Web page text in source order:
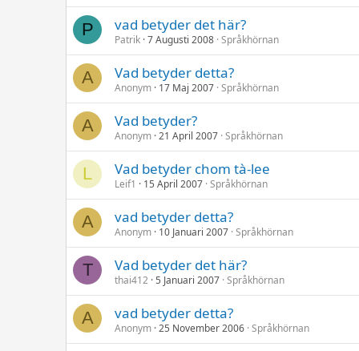
P vad betyder det här?
Patrik 7 Augusti 2008 Språkhörnan
A Vad betyder detta?
Anonym 17 Maj 2007 Språkhörnan
A Vad betyder?
Anonym 21 April 2007 Språkhörnan
L Vad betyder chom tà-lee
Leif1 15 April 2007 Språkhörnan
A vad betyder detta?
Anonym 10 Januari 2007 Språkhörnan
T Vad betyder det här?
thai412 5 Januari 2007 Språkhörnan
A vad betyder detta?
Anonym 25 November 2006 Språkhörnan